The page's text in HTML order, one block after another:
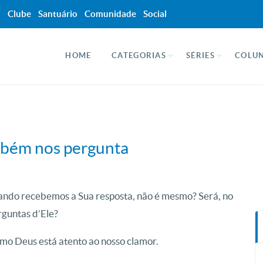
HOME CATEGORIAS SÉRIES
nos pergunta
recebemos a Sua resposta, não é mesmo? Será, no
d’Ele?
Deus está atento ao nosso clamor.
Clube Santuário Comunidade Social